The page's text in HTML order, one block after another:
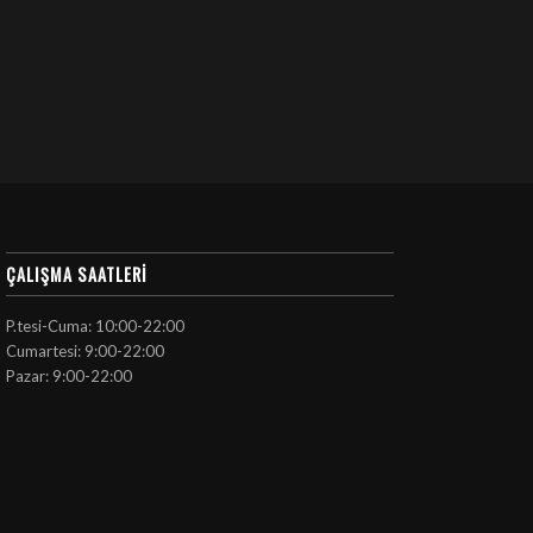
ÇALIŞMA SAATLERI
P.tesi-Cuma: 10:00-22:00
Cumartesi: 9:00-22:00
Pazar: 9:00-22:00